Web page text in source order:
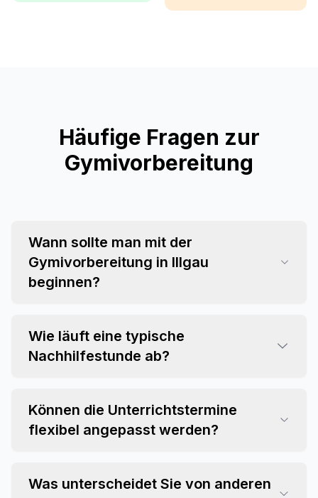
Häufige Fragen zur
Gymivorbereitung
Wann sollte man mit der
Gymivorbereitung in Illgau
beginnen?
Wie läuft eine typische
Nachhilfestunde ab?
Können die Unterrichtstermine
flexibel angepasst werden?
Was unterscheidet Sie von anderen